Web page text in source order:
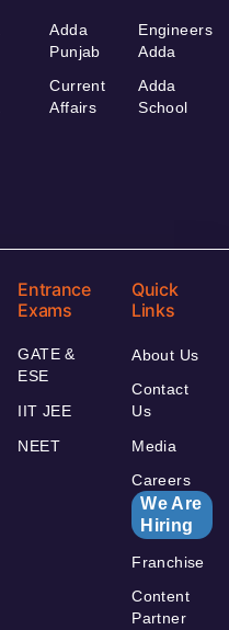
Adda
Punjab
Current
Affairs
Engineers
Adda
Adda
School
Entrance
Exams
GATE &
ESE
IIT JEE
NEET
Quick
Links
About Us
Contact
Us
Media
Careers
We Are
Hiring
Franchise
Content
Partner